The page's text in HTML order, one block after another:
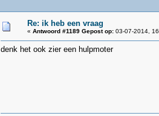
Re: ik heb een vraag
« Antwoord #1189 Gepost op:03-07-2014,
denk het ook zier een hulpmoter